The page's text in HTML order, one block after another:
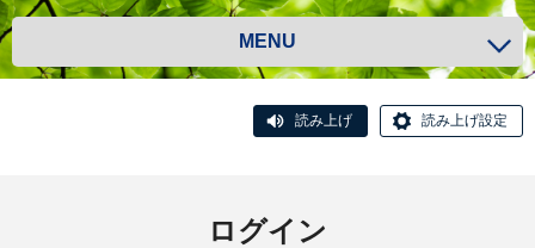
MENU
読み上げ 読み上げ設定
ログイン